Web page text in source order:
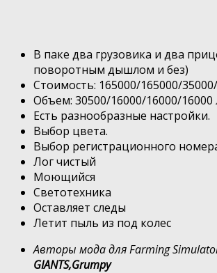
В паке два грузовика и два
поворотным дышлом и без)
Стоимость: 165000/165000/
Объем: 30500/16000/16000/16000
Есть разнообразные настройки.
Выбор цвета.
Выбор регистрационного
Лог чистый
Моющийся
Светотехника
Оставляет следы
Летит пыль из под колес
Авторы мода для Farming
GIANTS,Grumpy